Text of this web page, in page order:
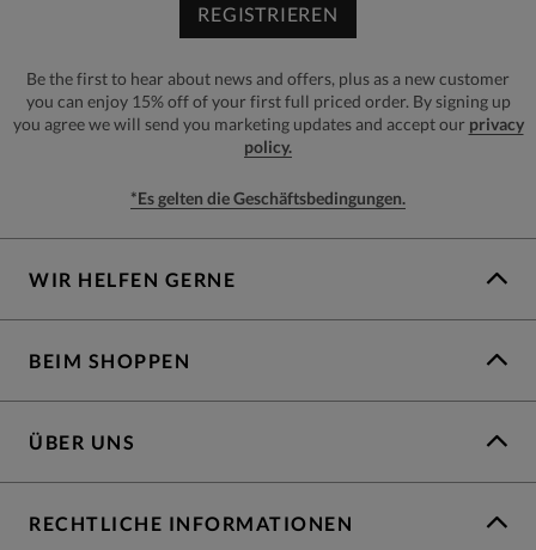
REGISTRIEREN
Be the first to hear about news and offers, plus as a new customer
you can enjoy 15% off of your first full priced order. By signing up
you agree we will send you marketing updates and accept our privacy
policy.
*Es gelten die Geschäftsbedingungen.
WIR HELFEN GERNE
BEIM SHOPPEN
ÜBER UNS
RECHTLICHE INFORMATIONEN